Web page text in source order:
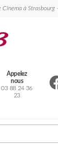
Cinema à Strasbourg
Appelez
nous
03 88 24 36
23